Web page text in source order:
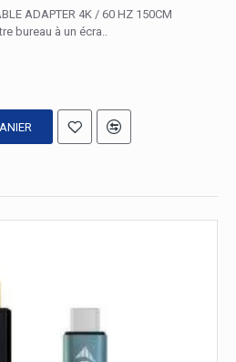
ADAPTER 4K / 60 HZ 150CM
bureau à un écra..